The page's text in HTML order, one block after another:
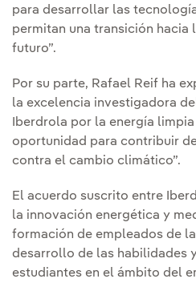
para desarrollar las
permitan una transición hacia
futuro”.
Por su parte, Rafael Reif ha
la excelencia investigadora
Iberdrola por la energía
oportunidad para contribuir
contra el cambio climático”.
El acuerdo suscrito entre
la innovación energética y
formación de empleados de
desarrollo de las habilidades
estudiantes en el ámbito del